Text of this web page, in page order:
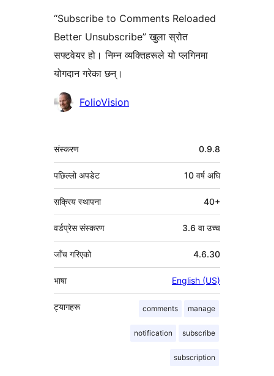
“Subscribe to Comments Reloaded
Better Unsubscribe” खुला स्रोत
सफ्टवेयर हो। निम्न व्यक्तिहरूले यो प्लगिनमा
योगदान गरेका छन्।
योगदानकर्ताहरू
FolioVision
मेटा
संस्करण 0.9.8
पछिल्लो अपडेट 10 वर्ष अघि
सक्रिय स्थापना 40+
वर्डप्रेस संस्करण 3.6 वा उच्च
जाँच गरिएको 4.6.30
भाषा English (US)
ट्यागहरू comments manage
notification subscribe
subscription